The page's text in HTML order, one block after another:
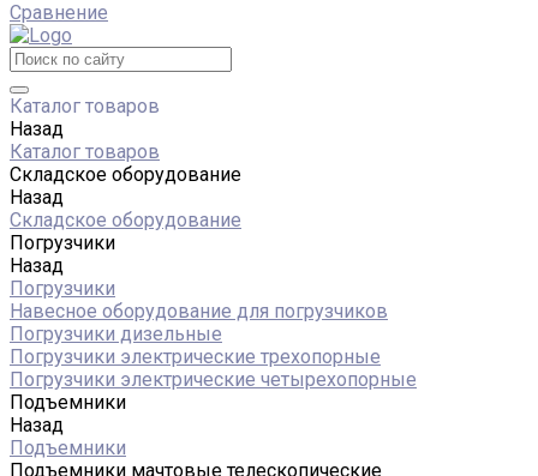
Сравнение
Каталог товаров
Назад
Каталог товаров
Складское оборудование
Назад
Складское оборудование
Погрузчики
Назад
Погрузчики
Навесное оборудование для погрузчиков
Погрузчики дизельные
Погрузчики электрические трехопорные
Погрузчики электрические четырехопорные
Подъемники
Назад
Подъемники
Подъемники мачтовые телескопические